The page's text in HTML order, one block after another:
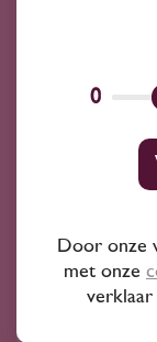
Taylor's
0
Door onze
met onze